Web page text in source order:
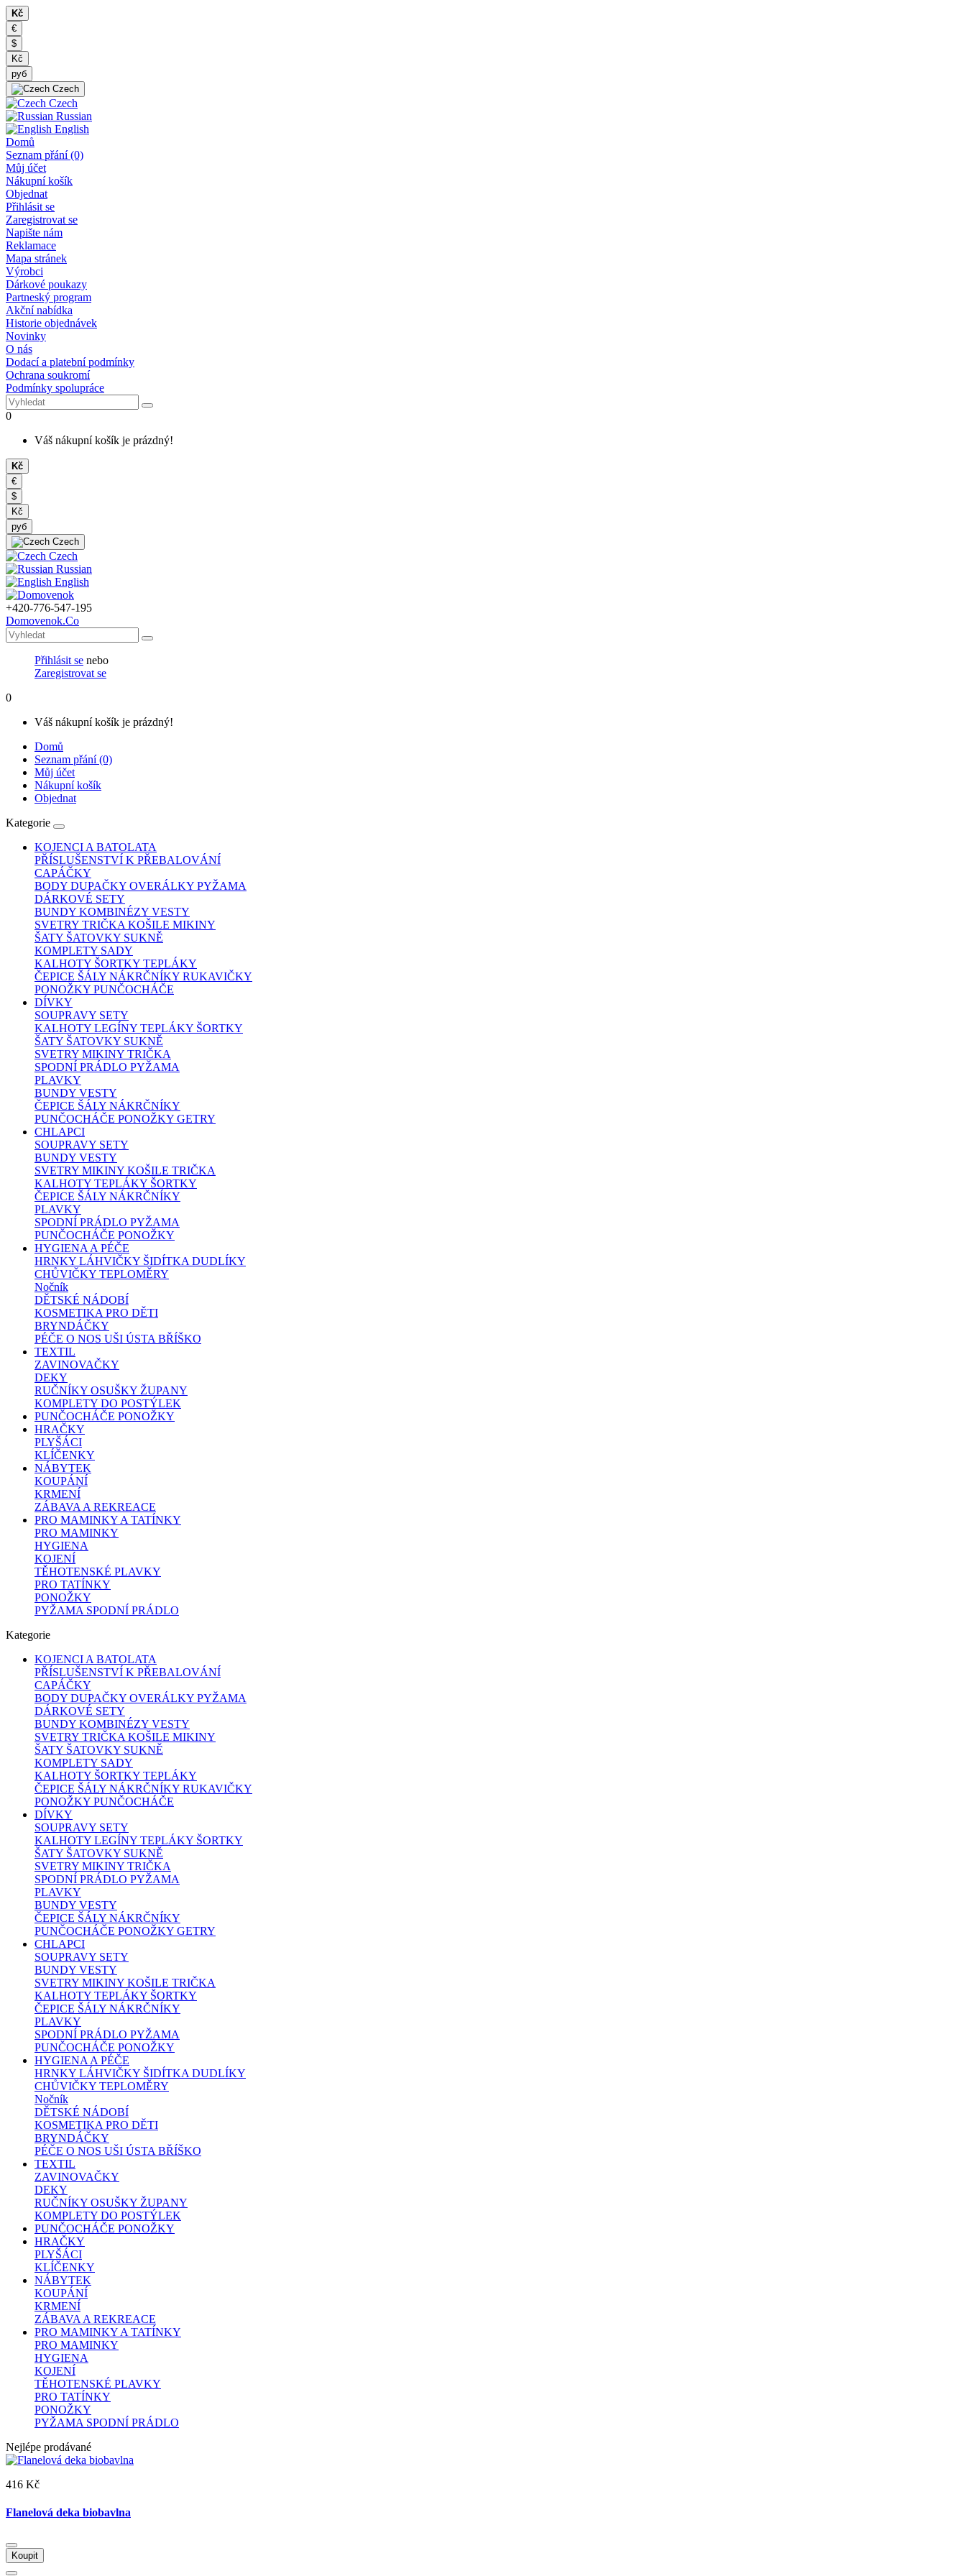
Kč
€
$
Kč
руб
Czech
Czech
Russian
English
Domů
Seznam přání (0)
Můj účet
Nákupní košík
Objednat
Přihlásit se
Zaregistrovat se
Napište nám
Reklamace
Mapa stránek
Výrobci
Dárkové poukazy
Partneský program
Akční nabídka
Historie objednávek
Novinky
O nás
Dodací a platební podmínky
Ochrana soukromí
Podmínky spolupráce
0
Váš nákupní košík je prázdný!
Kč
€
$
Kč
руб
Czech
Czech
Russian
English
+420-776-547-195
Domovenok.Co
Přihlásit se nebo
Zaregistrovat se
0
Váš nákupní košík je prázdný!
Domů
Seznam přání (0)
Můj účet
Nákupní košík
Objednat
Kategorie
KOJENCI A BATOLATA
PŘÍSLUŠENSTVÍ K PŘEBALOVÁNÍ
CAPÁČKY
BODY DUPAČKY OVERÁLKY PYŽAMA
DÁRKOVÉ SETY
BUNDY KOMBINÉZY VESTY
SVETRY TRIČKA KOŠILE MIKINY
ŠATY ŠATOVKY SUKNĚ
KOMPLETY SADY
KALHOTY ŠORTKY TEPLÁKY
ČEPICE ŠÁLY NÁKRČNÍKY RUKAVIČKY
PONOŽKY PUNČOCHÁČE
DÍVKY
SOUPRAVY SETY
KALHOTY LEGÍNY TEPLÁKY ŠORTKY
ŠATY ŠATOVKY SUKNĚ
SVETRY MIKINY TRIČKA
SPODNÍ PRÁDLO PYŽAMA
PLAVKY
BUNDY VESTY
ČEPICE ŠÁLY NÁKRČNÍKY
PUNČOCHÁČE PONOŽKY GETRY
CHLAPCI
SOUPRAVY SETY
BUNDY VESTY
SVETRY MIKINY KOŠILE TRIČKA
KALHOTY TEPLÁKY ŠORTKY
ČEPICE ŠÁLY NÁKRČNÍKY
PLAVKY
SPODNÍ PRÁDLO PYŽAMA
PUNČOCHÁČE PONOŽKY
HYGIENA A PÉČE
HRNKY LÁHVIČKY ŠIDÍTKA DUDLÍKY
CHŮVIČKY TEPLOMĚRY
Nočník
DĚTSKÉ NÁDOBÍ
KOSMETIKA PRO DĚTI
BRYNDÁČKY
PÉČE O NOS UŠI ÚSTA BŘÍŠKO
TEXTIL
ZAVINOVAČKY
DEKY
RUČNÍKY OSUŠKY ŽUPANY
KOMPLETY DO POSTÝLEK
PUNČOCHÁČE PONOŽKY
HRAČKY
PLYŠÁCI
KLÍČENKY
NÁBYTEK
KOUPÁNÍ
KRMENÍ
ZÁBAVA A REKREACE
PRO MAMINKY A TATÍNKY
PRO MAMINKY
HYGIENA
KOJENÍ
TĚHOTENSKÉ PLAVKY
PRO TATÍNKY
PONOŽKY
PYŽAMA SPODNÍ PRÁDLO
Kategorie
KOJENCI A BATOLATA
PŘÍSLUŠENSTVÍ K PŘEBALOVÁNÍ
CAPÁČKY
BODY DUPAČKY OVERÁLKY PYŽAMA
DÁRKOVÉ SETY
BUNDY KOMBINÉZY VESTY
SVETRY TRIČKA KOŠILE MIKINY
ŠATY ŠATOVKY SUKNĚ
KOMPLETY SADY
KALHOTY ŠORTKY TEPLÁKY
ČEPICE ŠÁLY NÁKRČNÍKY RUKAVIČKY
PONOŽKY PUNČOCHÁČE
DÍVKY
SOUPRAVY SETY
KALHOTY LEGÍNY TEPLÁKY ŠORTKY
ŠATY ŠATOVKY SUKNĚ
SVETRY MIKINY TRIČKA
SPODNÍ PRÁDLO PYŽAMA
PLAVKY
BUNDY VESTY
ČEPICE ŠÁLY NÁKRČNÍKY
PUNČOCHÁČE PONOŽKY GETRY
CHLAPCI
SOUPRAVY SETY
BUNDY VESTY
SVETRY MIKINY KOŠILE TRIČKA
KALHOTY TEPLÁKY ŠORTKY
ČEPICE ŠÁLY NÁKRČNÍKY
PLAVKY
SPODNÍ PRÁDLO PYŽAMA
PUNČOCHÁČE PONOŽKY
HYGIENA A PÉČE
HRNKY LÁHVIČKY ŠIDÍTKA DUDLÍKY
CHŮVIČKY TEPLOMĚRY
Nočník
DĚTSKÉ NÁDOBÍ
KOSMETIKA PRO DĚTI
BRYNDÁČKY
PÉČE O NOS UŠI ÚSTA BŘÍŠKO
TEXTIL
ZAVINOVAČKY
DEKY
RUČNÍKY OSUŠKY ŽUPANY
KOMPLETY DO POSTÝLEK
PUNČOCHÁČE PONOŽKY
HRAČKY
PLYŠÁCI
KLÍČENKY
NÁBYTEK
KOUPÁNÍ
KRMENÍ
ZÁBAVA A REKREACE
PRO MAMINKY A TATÍNKY
PRO MAMINKY
HYGIENA
KOJENÍ
TĚHOTENSKÉ PLAVKY
PRO TATÍNKY
PONOŽKY
PYŽAMA SPODNÍ PRÁDLO
Nejlépe prodávané
416 Kč
Flanelová deka biobavlna
Koupit